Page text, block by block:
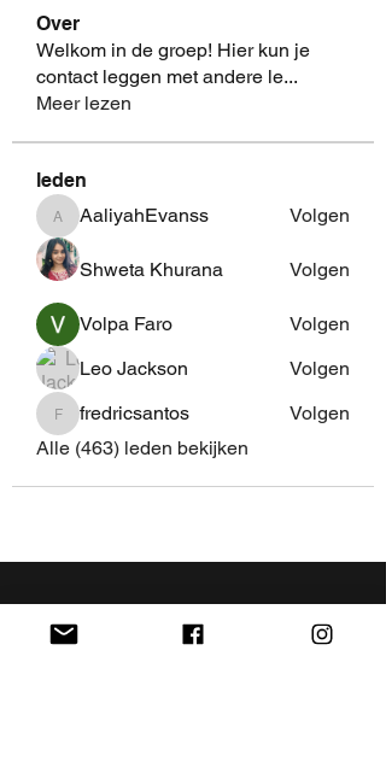
Over
Welkom in de groep! Hier kun je
contact leggen met andere le...
Meer lezen
leden
AaliyahEvanss
AaliyahEvanss Volgen
Shweta Khurana Volgen
Volpa Faro
Volgen
Leo Jackson
Volgen
fredricsantos
fredricsantos
Volgen
Alle (463) leden bekijken